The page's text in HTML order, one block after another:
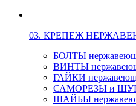
03. КРЕПЕЖ
БОЛТЫ
ВИНТЫ
ГАЙКИ
САМОРЕЗЫ и
ШАЙБЫ